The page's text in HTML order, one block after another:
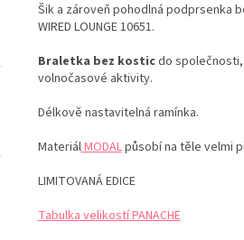
Šik a zároveň pohodlná podprsenka
WIRED LOUNGE 10651.
Braletka bez kosticdo společnosti,
volnočasové aktivity.
Délkově nastavitelná ramínka.
MateriálMODALpůsobí na těle velmi
LIMITOVANÁ EDICE
Tabulka velikostí PANACHE